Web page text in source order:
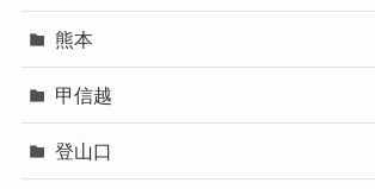
熊本
甲信越
登山口